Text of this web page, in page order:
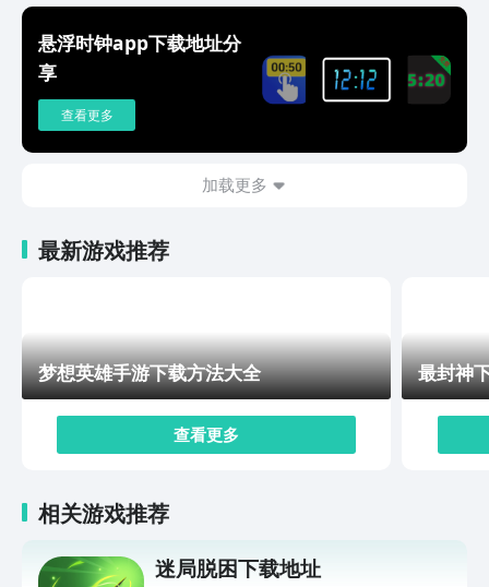
完成游戏里的各项事件挑战，获取更多卡组。游戏里会有
大量的肉鸽设定，每一次探索都会触发大量的文字事件，
玩家做出的选择会直接影响当前剧情，对于资源的获取和
人物状态也会产生影响，玩家要尽可能思虑周全，避免人
物在选择的过程中遭受诅咒，探索过程中的地图遇到的敌
人也都是随机的，玩家必须要在碎片化的叙事中，拼凑出
黑暗深渊场景里的真相，顺利完成大量boss对战，探索过
程中，玩家还有机会得到大量的资源，关卡风险越高能，
角色的个人成长路径和能力，都会有所不同，喜欢挑战自
悬浮时钟app下载地址分
享
查看更多
加载更多
最新游戏推荐
梦想英雄手游下载方法大全
查看更多
最封神
相关游戏推荐
迷局脱困下载地址